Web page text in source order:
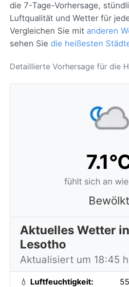
die 7-Tage-Vorhersage,
Luftqualität und Wetter für
Vergleichen Sie mit anderen
sehen Sie die heißesten
Detaillierte Vorhersage für die
fühlt sich an
Bewölkt
Aktuelles Wetter
Lesotho
Aktualisiert um 18:45
💧 Luftfeuchtigkeit: